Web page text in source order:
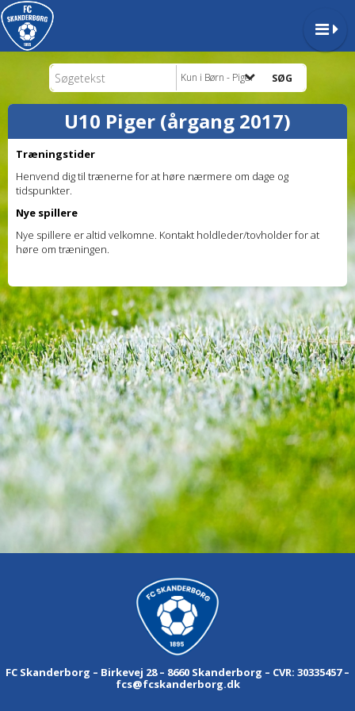
Kun i Børn - Piger
U10 Piger (årgang 2017)
Træningstider
Henvend dig til trænerne for at høre nærmere om dage og
tidspunkter.
Nye spillere
Nye spillere er altid velkomne. Kontakt holdleder/tovholder for at
høre om træningen.
FC Skanderborg – Birkevej 28 – 8660 Skanderborg – CVR: 30335457 –
fcs@fcskanderborg.dk